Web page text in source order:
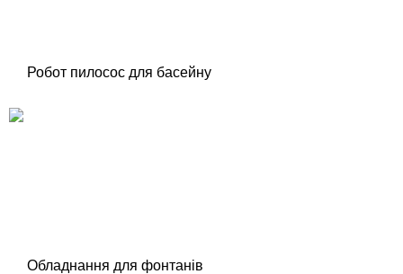
Робот пилосос для басейну
Обладнання для фонтанів